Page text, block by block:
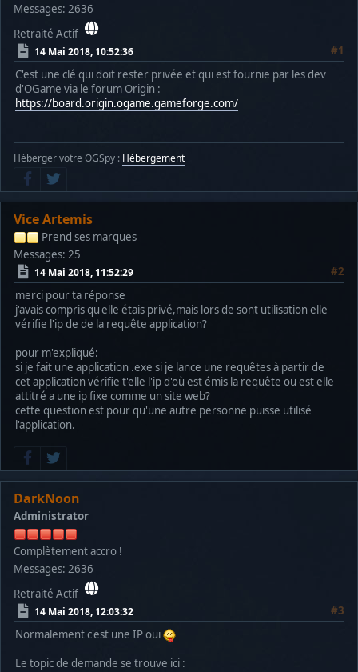
Messages: 2636
Retraité Actif
14 Mai 2018, 10:52:36
#1
C'est une clé qui doit rester privée et qui est fournie par les dev
d'OGame via le forum Origin :
https://board.origin.ogame.gameforge.com/
Héberger votre OGSpy : Hébergement
Vice Artemis
Prend ses marques
Messages: 25
14 Mai 2018, 11:52:29
#2
merci pour ta réponse
j'avais compris qu'elle étais privé,mais lors de sont utilisation elle
vérifie l'ip de de la requête application?
pour m'expliqué:
si je fait une application .exe si je lance une requêtes à partir de
cet application vérifie t'elle l'ip d'où est émis la requête ou est elle
attitré a une ip fixe comme un site web?
cette question est pour qu'une autre personne puisse utilisé
l'application.
DarkNoon
Administrator
Complètement accro !
Messages: 2636
Retraité Actif
14 Mai 2018, 12:03:32
#3
Normalement c'est une IP oui
Le topic de demande se trouve ici :